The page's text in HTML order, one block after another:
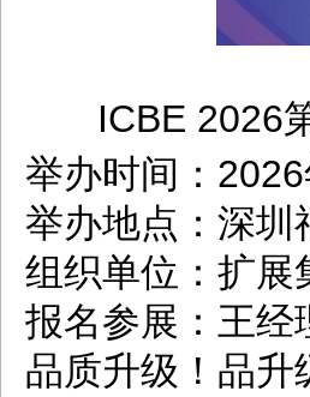
ICBE 2026
举办时间：
举办地点：深圳
组织单位：扩展
报名参展：王经
品质升级！品升